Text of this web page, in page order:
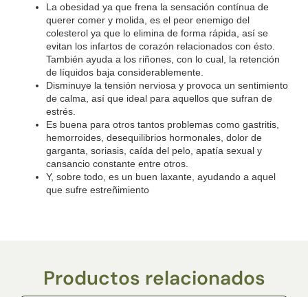
La obesidad ya que frena la sensación contínua de
querer comer y molida, es el peor enemigo del
colesterolya que lo elimina de forma rápida, así se
evitan los infartos de corazón relacionados con ésto.
También ayuda a los riñones, con lo cual, la retención
de líquidosbaja considerablemente.
Disminuye la tensión nerviosa y provoca un sentimiento
de calma, así que ideal para aquellos que sufran de
estrés.
Es buena para otros tantos problemas como gastritis,
hemorroides, desequilibrios hormonales, dolor de
garganta, soriasis, caída del pelo, apatía sexual y
cansancio constante entre otros.
Y, sobre todo, es un buen laxante, ayudando a aquel
que sufre estreñimiento
Productos relacionados